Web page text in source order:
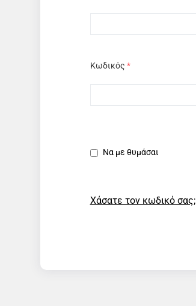
Κωδικός *
Να με θυμάσαι
Χάσατε τον κωδικό σας;